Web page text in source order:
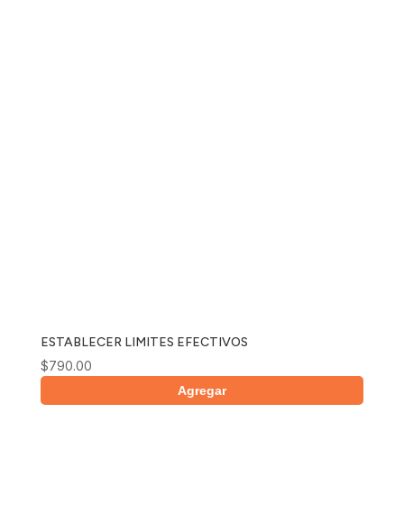
ESTABLECER LIMITES EFECTIVOS
$790.00
Agregar